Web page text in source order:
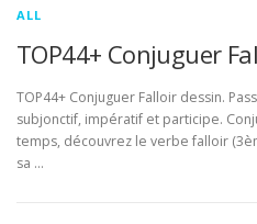
ALL
TOP44+ Conjuguer
TOP44+ Conjuguer Falloir dessin.
subjonctif, impératif et participe.
temps, découvrez le verbe falloir
sa …